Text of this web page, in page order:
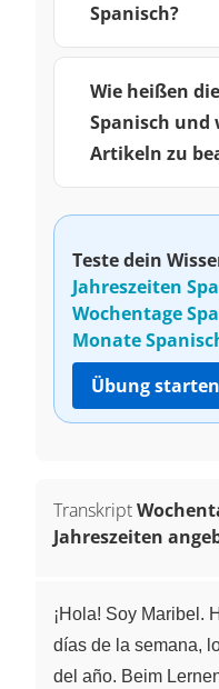
Spanisch?
Wie heißen
Spanisch und
Artikeln zu
Teste dein
Jahreszeiten
Wochentage
Monate
Übung starten
Transkript
Jahreszeiten
¡Hola! Soy Maribel.
días de la semana,
del año. Beim